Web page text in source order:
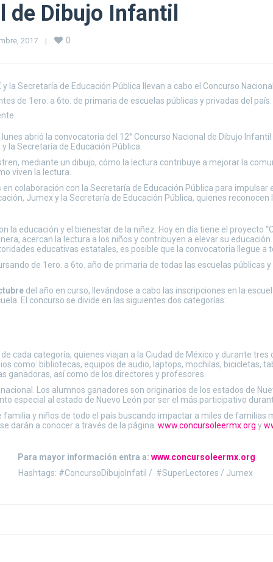
de Dibujo Infantil
2017 | 0
la Secretaría de Educación Pública llevan a cabo el Concurso
de 1ero. a 6to. de primaria de escuelas públicas y privadas del país.
abrió la convocatoria del 12° Concurso Nacional de Dibujo
la Secretaría de Educación Pública.
mediante un dibujo, cómo la lectura contribuye a mejorar la
viven la lectura.
colaboración con la Secretaría de Educación Pública para
Jumex y la Secretaría de Educación Pública, quienes
educación y el bienestar de la niñez. Hoy en día tiene el proyecto
acercan la lectura a los niños y contribuyen a elevar su
educativas estatales, es posible que la convocatoria llegue a
de 1ero. a 6to. año de primaria de todas las escuelas públicas
del año en curso, llevándose a cabo las inscripciones en la
El concurso se divide en las siguientes dos categorías:
cada categoría, quienes viajan a la Ciudad de México y durante
como: bibliotecas, equipos de audio, laptops, mochilas, bicicletas,
ganadoras, así como de los directores y profesores.
Los alumnos ganadores son originarios de los estados de
especial al estado de Nuevo León por ser el más participativo
y niños de todo el país buscando impactar a miles de familias
darán a conocer a través de la página: www.concursoleermx.org y
Para mayor información entra a: www.concursoleermx.org
Hashtags: #ConcursoDibujoInfatil / #SuperLectores / Jumex